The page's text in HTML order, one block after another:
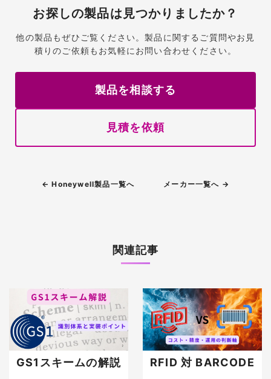
お探しの製品は見つかりましたか？
他の製品もぜひご覧ください。製品に関するご質問やお見
積りのご依頼もお気軽にお問い合わせください。
製品を相談する
見積を依頼
← Honeywell製品一覧へ メーカー一覧へ →
関連記事
GS1スキームの解説 RFID 対 BARCODE